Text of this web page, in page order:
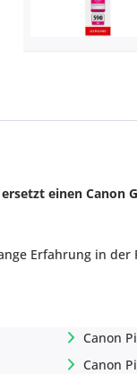
ersetzt einen Canon
Erfahrung in der
Canon
Canon